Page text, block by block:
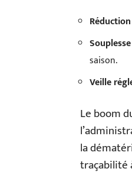
saison.
Veille
Le boom
la
traçabilité